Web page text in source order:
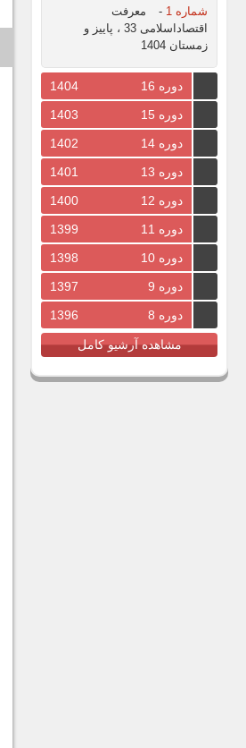
شماره 1 -
معرفت
اقتصاداسلامی 33 ، پاییز و
زمستان 1404
دوره 16
1404
دوره 15
1403
دوره 14
1402
دوره 13
1401
دوره 12
1400
دوره 11
1399
دوره 10
1398
دوره 9
1397
دوره 8
1396
مشاهده آرشیو کامل